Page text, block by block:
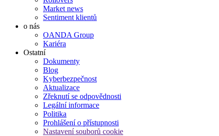
Market news
Sentiment klientů
o nás
OANDA Group
Kariéra
Ostatní
Dokumenty
Blog
Kyberbezpečnost
Aktualizace
Zřeknutí se odpovědnosti
Legální informace
Politika
Prohlášení o přístupnosti
Nastavení souborů cookie